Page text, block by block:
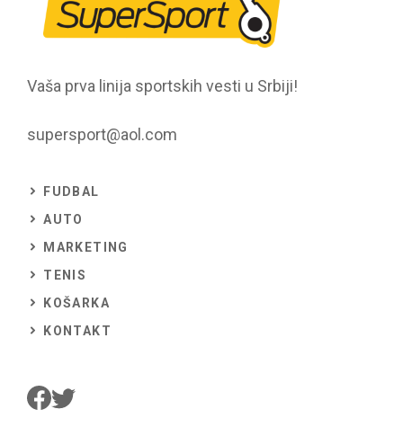
Vaša prva linija sportskih vesti u Srbiji!
supersport@aol.com
FUDBAL
AUTO
MARKETING
TENIS
KOŠARKA
KONTAKT